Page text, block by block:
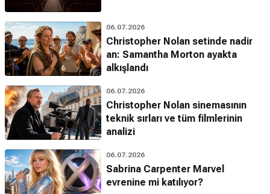
06.07.2026
Christopher Nolan setinde nadir
an: Samantha Morton ayakta
alkışlandı
06.07.2026
Christopher Nolan sinemasının
teknik sırları ve tüm filmlerinin
analizi
06.07.2026
Sabrina Carpenter Marvel
evrenine mi katılıyor?